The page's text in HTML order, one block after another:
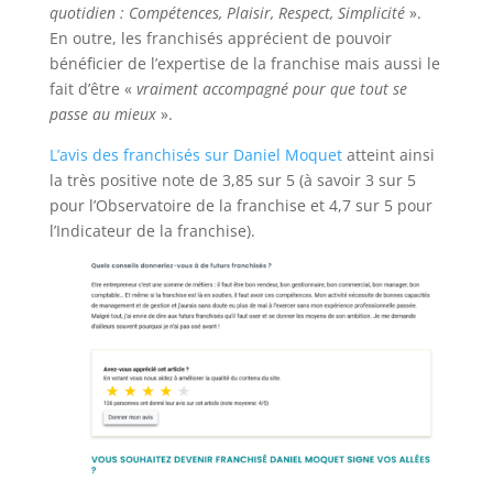
quotidien : Compétences, Plaisir, Respect, Simplicité».
En outre, les franchisés apprécient de pouvoir
bénéficier de l’expertise de la franchise mais aussi le
fait d’être « vraiment accompagné pour que tout se
passe au mieux ».
L’avis des franchisés sur Daniel Moquetatteint ainsi
la très positive note de 3,85 sur 5 (à savoir 3 sur 5
pour l’Observatoire de la franchise et 4,7 sur 5 pour
l’Indicateur de la franchise).